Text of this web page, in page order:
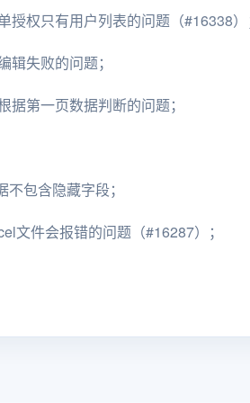
授权只有用户列表的问题（#16338
失败的问题；
第一页数据判断的问题；
包含隐藏字段；
文件会报错的问题（#16287）；